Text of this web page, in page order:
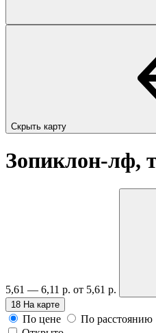
Скрыть карту
Зопиклон-лф,
5,61 — 6,11 р. от 5,61 р.
18 На карте
По цене
По расстоянию